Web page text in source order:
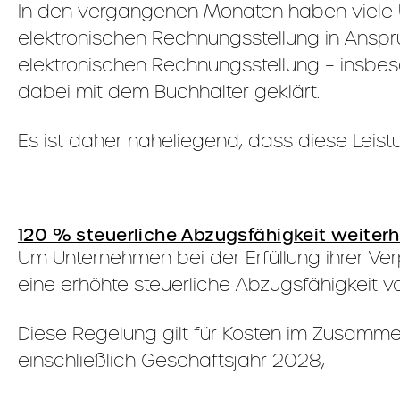
In den vergangenen Monaten haben
elektronischen Rechnungsstellung in
elektronischen Rechnungsstellung –
dabei mit dem Buchhalter geklärt.
Es ist daher naheliegend, dass diese
120 % steuerliche Abzugsfähigkeit
Um Unternehmen bei der Erfüllung ihrer
eine erhöhte steuerliche Abzugsfähigkeit
Diese Regelung gilt für Kosten im
einschließlich Geschäftsjahr 2028,